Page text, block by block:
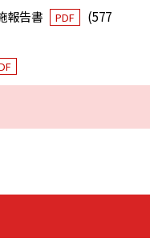
報告書 PDF
(577